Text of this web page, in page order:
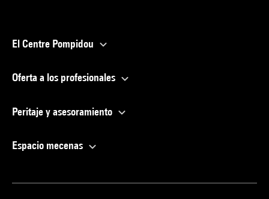
El Centre Pompidou
Oferta a los profesionales
Peritaje y asesoramiento
Espacio mecenas